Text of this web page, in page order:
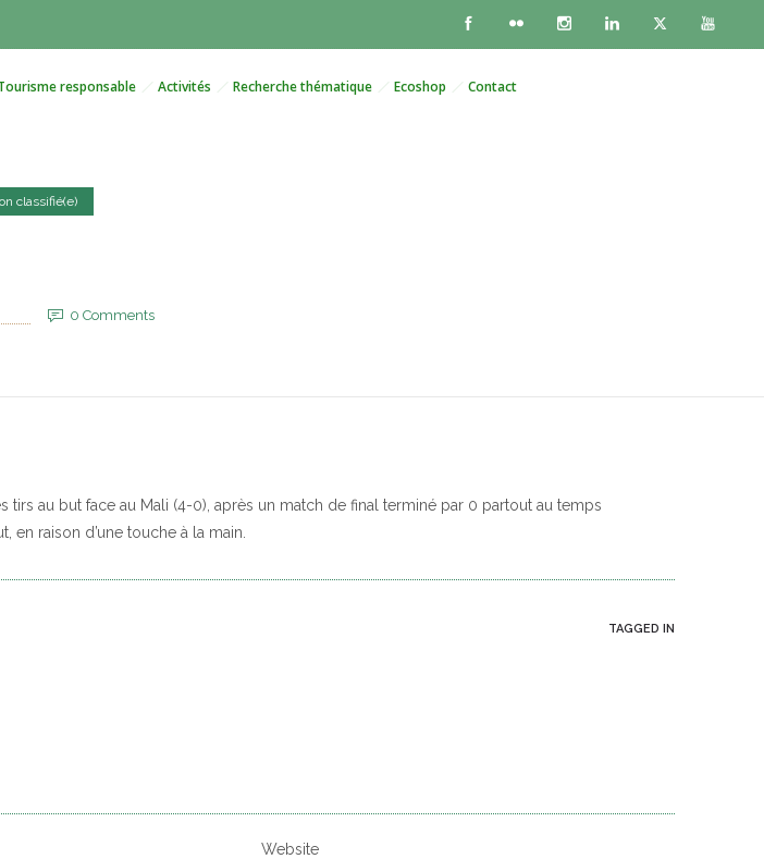
responsable Activités Recherche thématique Ecoshop Contact
classifié(e)
0 Comments
tirs au but face au Mali (4-0), après un match de final terminé par 0 partout au temps
en raison d’une touche à la main.
TAGGED IN
Website